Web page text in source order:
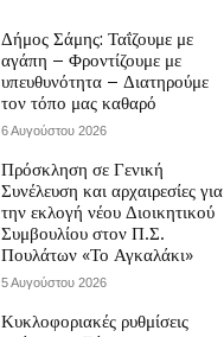
Δήμος Σάμης: Ταΐζουμε με
αγάπη – Φροντίζουμε με
υπευθυνότητα – Διατηρούμε
τον τόπο μας καθαρό
6 Αυγούστου 2026
Πρόσκληση σε Γενική
Συνέλευση και αρχαιρεσίες για
την εκλογή νέου Διοικητικού
Συμβουλίου στον Π.Σ.
Πουλάτων «Το Αγκαλάκι»
5 Αυγούστου 2026
Κυκλοφοριακές ρυθμίσεις